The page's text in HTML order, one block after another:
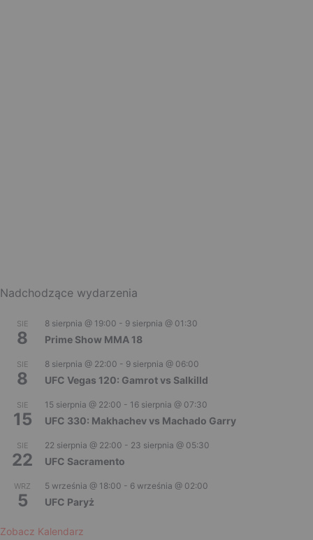
Nadchodzące wydarzenia
SIE
8
8 sierpnia @ 19:00 - 9 sierpnia @ 01:30
Prime Show MMA 18
SIE
8
8 sierpnia @ 22:00 - 9 sierpnia @ 06:00
UFC Vegas 120: Gamrot vs Salkilld
SIE
15
15 sierpnia @ 22:00 - 16 sierpnia @ 07:30
UFC 330: Makhachev vs Machado Garry
SIE
22
22 sierpnia @ 22:00 - 23 sierpnia @ 05:30
UFC Sacramento
WRZ
5
5 września @ 18:00 - 6 września @ 02:00
UFC Paryż
Zobacz Kalendarz